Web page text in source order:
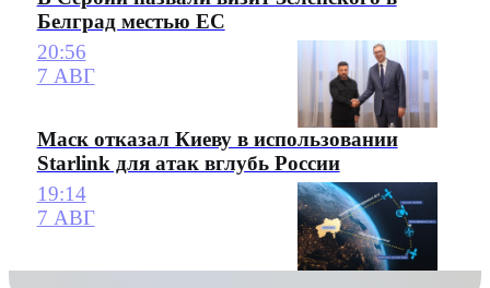
Белград местью ЕС
20:56
7 АВГ
Маск отказал Киеву в использовании
Starlink для атак вглубь России
19:14
7 АВГ